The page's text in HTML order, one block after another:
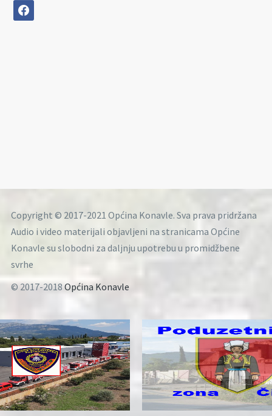
facebook
Copyright © 2017-2021 Općina Konavle. Sva prava pridržana
Audio i video materijali objavljeni na stranicama Općine
Konavle su slobodni za daljnju upotrebu u promidžbene
svrhe
© 2017-2018 Općina Konavle